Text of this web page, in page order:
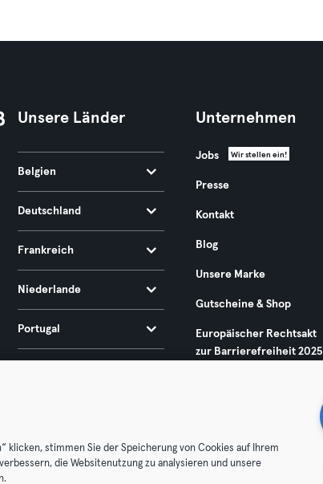
Unsere Länder
Belgien
Deutschland
Frankreich
Niederlande
Portugal
Unternehmen
Jobs Wir stellen ein!
Presse
Kontakt
Blog
Unsere Marke
Gutscheine & Shop
Europäischer Rechtsakt
zur Barrierefreiheit 2025
klicken, stimmen Sie der Speicherung von Cookies auf Ihrem
die Websitenutzung zu analysieren und unsere